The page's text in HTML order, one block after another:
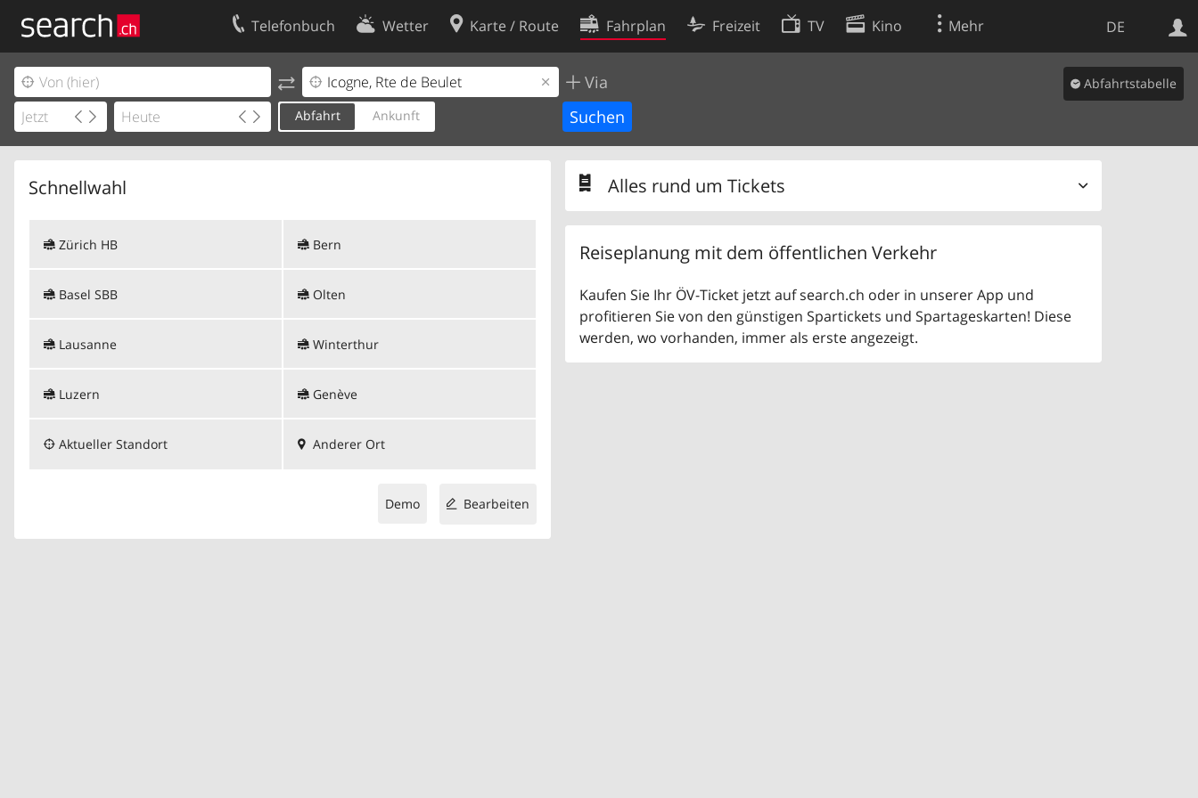
DE
Telefonbuch Wetter Karte / Route Fahrplan Freizeit TV Kino Mehr
Via
Abfahrt Ankunft
Abfahrtstabelle
Schnellwahl
Zürich HB
Basel SBB
Lausanne
Luzern
Bern
Olten
Winterthur
Genève
Aktueller Standort Anderer Ort
Bearbeiten
Demo
Alles rund um Tickets
Reiseplanung mit dem öffentlichen Verkehr
Kaufen Sie Ihr ÖV-Ticket jetzt auf search.ch oder in unserer App und
profitieren Sie von den günstigen Spartickets und Spartageskarten! Diese
werden, wo vorhanden, immer als erste angezeigt.
Ihr Eintrag
Kundencenter Geschäftskunden
Kontakt
Nutzungsbedingungen
Cookie-Einstellungen